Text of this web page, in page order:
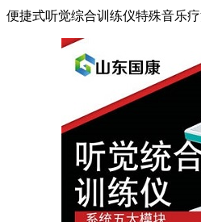
便捷式听觉综合训练仪特殊音乐